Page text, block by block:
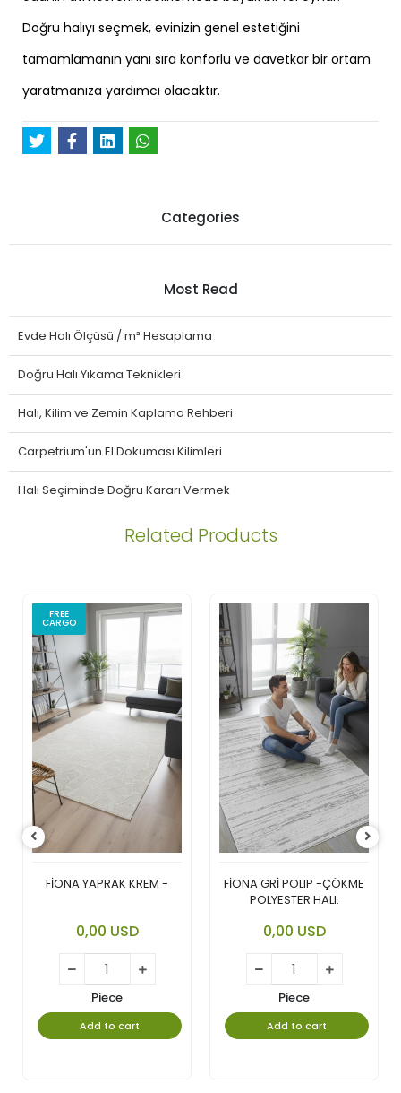
Doğru halıyı seçmek, evinizin genel estetiğini
tamamlamanın yanı sıra konforlu ve davetkar bir ortam
yaratmanıza yardımcı olacaktır.
Categories
Most Read
Evde Halı Ölçüsü / m² Hesaplama
Doğru Halı Yıkama Teknikleri
Halı, Kilim ve Zemin Kaplama Rehberi
Carpetrium'un El Dokuması Kilimleri
Halı Seçiminde Doğru Kararı Vermek
Related Products
FREE
CARGO
FİONA YAPRAK KREM -
0,00 USD
Piece
Add to cart
FİONA GRİ POLIP -ÇÖKME
POLYESTER HALI.
0,00 USD
Piece
Add to cart